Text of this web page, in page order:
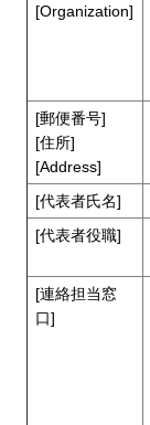
[Organization]
[郵便番号]
[住所]
[Address]
[代表者氏名]
[代表者役職]
[連絡担当窓
口]